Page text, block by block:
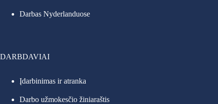
Darbas Nyderlanduose
DARBDAVIAI
Įdarbinimas ir atranka
Darbo užmokesčio žiniaraštis